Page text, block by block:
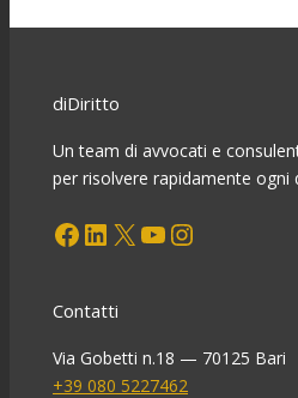
dell’evasione
fiscale
e
straniera
3)
diDiritto
Un team di avvocati e
per risolvere rapidamente ogni
Facebook LinkedIn X YouTube Instagram
Contatti
Via Gobetti n.18 — 70125 Bari
+39 080 5227462